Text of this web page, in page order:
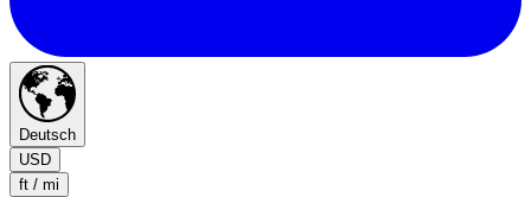
Deutsch
USD
ft / mi